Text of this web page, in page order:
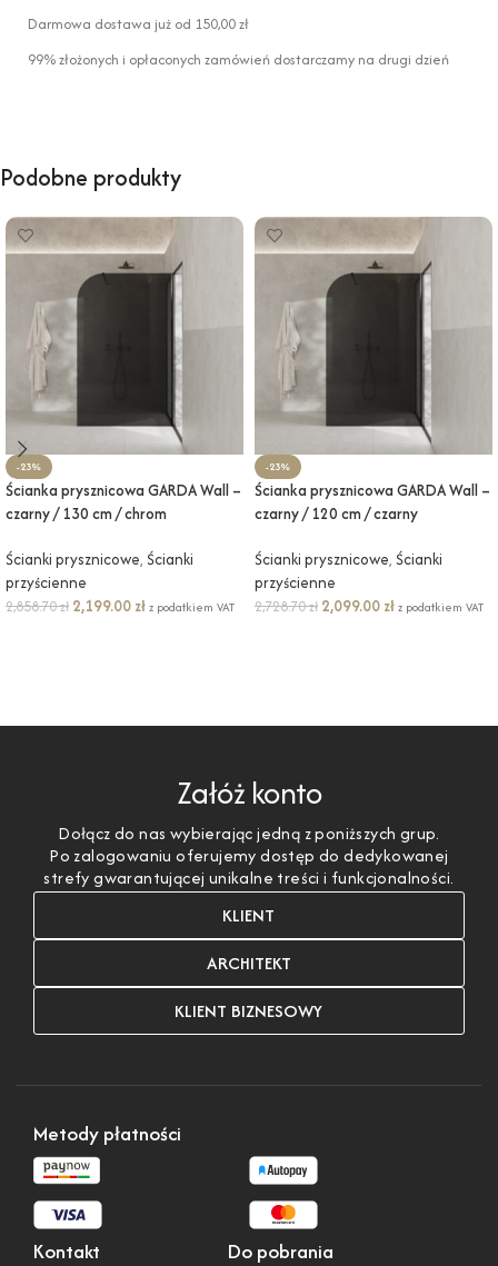
Darmowa dostawa już od 150,00 zł
99% złożonych i opłaconych zamówień dostarczamy na drugi dzień
Podobne produkty
-23%
Ścianka prysznicowa GARDA Wall –
czarny / 130 cm / chrom
Ścianki prysznicowe, Ścianki
przyścienne
2,858.70zł 2,199.00 złz podatkiem VAT
-23%
Ścianka prysznicowa GARDA Wall –
czarny / 120 cm / czarny
Ścianki prysznicowe, Ścianki
przyścienne
2,728.70zł 2,099.00 złz podatkiem VAT
Załóż konto
Dołącz do nas wybierając jedną z poniższych grup.
Po zalogowaniu oferujemy dostęp do dedykowanej
strefy gwarantującej unikalne treści i funkcjonalności.
KLIENT
ARCHITEKT
KLIENT BIZNESOWY
Kontakt Do pobrania
Metody płatności